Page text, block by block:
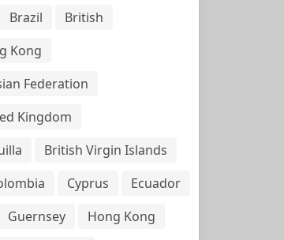
Brazil
British
Kong
Federation
Kingdom
British Virgin Islands
Cyprus
Ecuador
Guernsey
Hong Kong